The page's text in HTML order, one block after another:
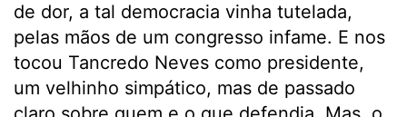
de dor, a tal democracia vinha tutelada,
pelas mãos de um congresso infame. E nos
tocou Tancredo Neves como presidente,
um velhinho simpático, mas de passado